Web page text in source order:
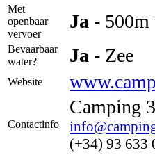
Met
openbaar
vervoer
Ja - 500m
Bevaarbaar
water?
Ja - Zee
Website
Contactinfo
Camping
(+34) 93 633